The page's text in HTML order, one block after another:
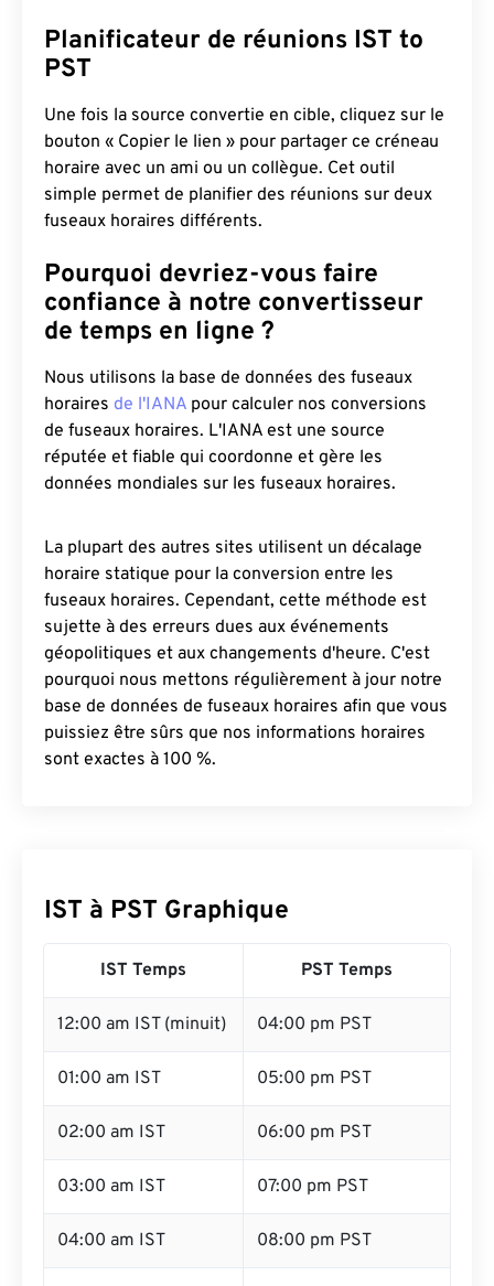
Planificateur de réunions IST to
PST
Une fois la source convertie en cible, cliquez sur le
bouton « Copier le lien » pour partager ce créneau
horaire avec un ami ou un collègue. Cet outil
simple permet de planifier des réunions sur deux
fuseaux horaires différents.
Pourquoi devriez-vous faire
confiance à notre convertisseur
de temps en ligne ?
Nous utilisons la base de données des fuseaux
horaires de l'IANA pour calculer nos conversions
de fuseaux horaires. L'IANA est une source
réputée et fiable qui coordonne et gère les
données mondiales sur les fuseaux horaires.
La plupart des autres sites utilisent un décalage
horaire statique pour la conversion entre les
fuseaux horaires. Cependant, cette méthode est
sujette à des erreurs dues aux événements
géopolitiques et aux changements d'heure. C'est
pourquoi nous mettons régulièrement à jour notre
base de données de fuseaux horaires afin que vous
puissiez être sûrs que nos informations horaires
sont exactes à 100 %.
IST à PST Graphique
IST Temps PST Temps
12:00 am IST (minuit) 04:00 pm PST
01:00 am IST 05:00 pm PST
02:00 am IST 06:00 pm PST
03:00 am IST 07:00 pm PST
04:00 am IST 08:00 pm PST